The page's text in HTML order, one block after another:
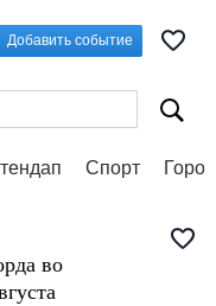
Добавить событие
Спорт
во